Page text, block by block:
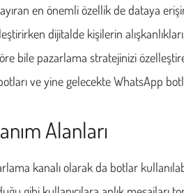
en önemli özellik de dataya
dijitalde kişilerin
bile pazarlama stratejinizi
ve yine gelecekte WhatsApp
Alanları
kanalı olarak da botlar